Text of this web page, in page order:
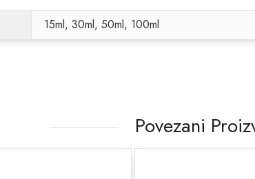
15ml, 30ml, 50ml, 100ml
Povezani